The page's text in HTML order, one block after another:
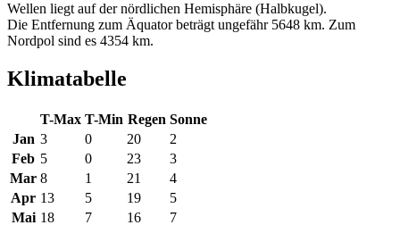
Wellen liegt auf der nördlichen Hemisphäre (Halbkugel).
Die Entfernung zum Äquator beträgt ungefähr 5648 km. Zum
Nordpol sind es 4354 km.
Klimatabelle
T-Max T-Min Regen Sonne
Jan 3 0 20
2
Feb 5 0 23
3
Mar 8 1 21
4
Apr 13 5 19
5
Mai 18 7 16 7